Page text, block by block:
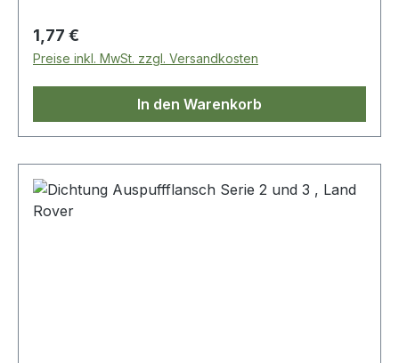
Regulärer Preis:
1,77 €
Preise inkl. MwSt. zzgl. Versandkosten
In den Warenkorb